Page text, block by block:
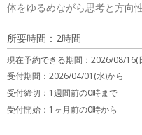
体をゆるめながら思考と方向
所要時間：2時間
現在予約できる期間： 2026/08/16(
受付期間：2026/04/01(水)から
受付締切： 1週間前の0時まで
受付開始： 1ヶ月前の0時から